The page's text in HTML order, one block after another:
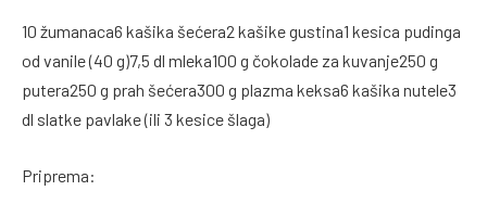
10 žumanaca6 kašika šećera2 kašike gustina1 kesica pudinga
od vanile (40 g)7,5 dl mleka100 g čokolade za kuvanje250 g
putera250 g prah šećera300 g plazma keksa6 kašika nutele3
dl slatke pavlake (ili 3 kesice šlaga)
Priprema: